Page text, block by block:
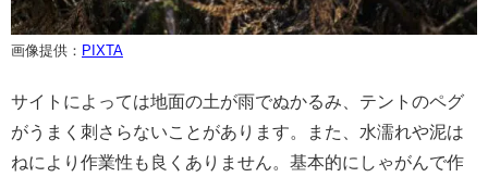
画像提供： PIXTA
サイトによっては地面の土が雨でぬかるみ、テントのペグ
がうまく刺さらないことがあります。また、水濡れや泥は
ねにより作業性も良くありません。基本的にしゃがんで作